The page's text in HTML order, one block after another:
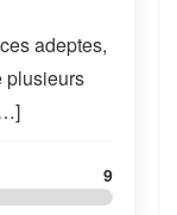
adeptes,
plusieurs
9